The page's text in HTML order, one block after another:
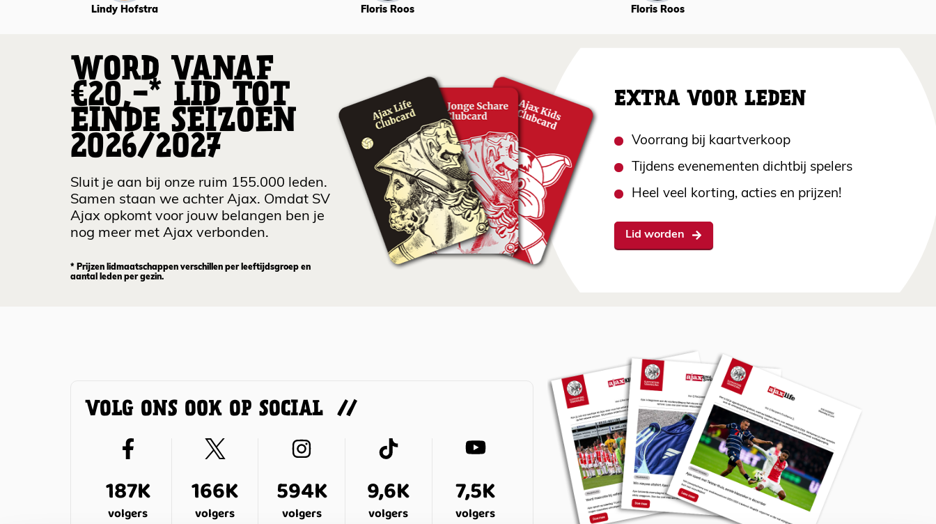
Lindy Hofstra Floris Roos Floris Roos
WORD VANAF
€20,-* LID TOT
EINDE SEIZOEN
2026/2027
Sluit je aan bij onze ruim 155.000 leden.
Samen staan we achter Ajax. Omdat SV
Ajax opkomt voor jouw belangen ben je
nog meer met Ajax verbonden.
* Prijzen lidmaatschappen verschillen per leeftijdsgroep en
aantal leden per gezin.
EXTRA VOOR LEDEN
Voorrang bij kaartverkoop
Tijdens evenementen dichtbij spelers
Heel veel korting, acties en prijzen!
Lid worden
VOLG ONS OOK OP SOCIAL
187K
volgers
166K
volgers
594K
volgers
9,6K
volgers
7,5K
volgers